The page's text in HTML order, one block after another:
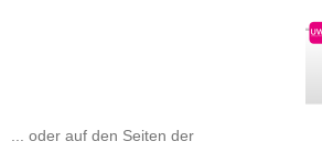
... oder auf den Seiten der